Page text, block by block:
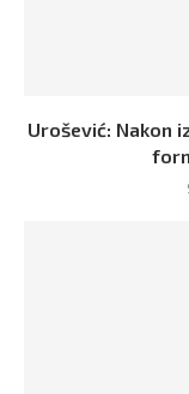
Urošević: Nakon